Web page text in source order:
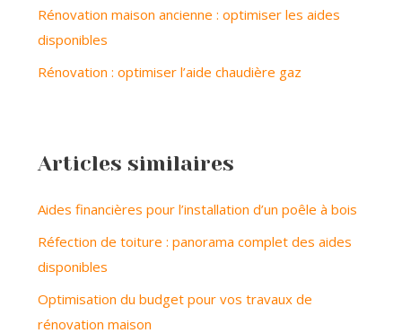
Rénovation maison ancienne : optimiser les aides
disponibles
Rénovation : optimiser l’aide chaudière gaz
Articles similaires
Aides financières pour l’installation d’un poêle à bois
Réfection de toiture : panorama complet des aides
disponibles
Optimisation du budget pour vos travaux de
rénovation maison